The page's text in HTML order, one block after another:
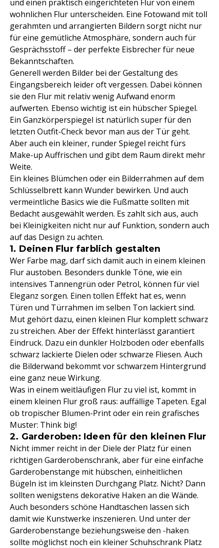
und einen praktisch eingerichteten Flur von einem
wohnlichen Flur unterscheiden. Eine Fotowand mit toll
gerahmten und arrangierten Bildern sorgt nicht nur
für eine gemütliche Atmosphäre, sondern auch für
Gesprächsstoff – der perfekte Eisbrecher für neue
Bekanntschaften.
Generell werden Bilder bei der Gestaltung des
Eingangsbereich leider oft vergessen. Dabei können
sie den Flur mit relativ wenig Aufwand enorm
aufwerten. Ebenso wichtig ist ein hübscher Spiegel.
Ein Ganzkörperspiegel ist natürlich super für den
letzten Outfit-Check bevor man aus der Tür geht.
Aber auch ein kleiner, runder Spiegel reicht fürs
Make-up Auffrischen und gibt dem Raum direkt mehr
Weite.
Ein kleines Blümchen oder ein Bilderrahmen auf dem
Schlüsselbrett kann Wunder bewirken. Und auch
vermeintliche Basics wie die Fußmatte sollten mit
Bedacht ausgewählt werden. Es zahlt sich aus, auch
bei Kleinigkeiten nicht nur auf Funktion, sondern auch
auf das Design zu achten.
1. Deinen Flur farblich gestalten
Wer Farbe mag, darf sich damit auch in einem kleinen
Flur austoben. Besonders dunkle Töne, wie ein
intensives Tannengrün oder Petrol, können für viel
Eleganz sorgen. Einen tollen Effekt hat es, wenn
Türen und Türrahmen im selben Ton lackiert sind.
Mut gehört dazu, einen kleinen Flur komplett schwarz
zu streichen. Aber der Effekt hinterlässt garantiert
Eindruck. Dazu ein dunkler Holzboden oder ebenfalls
schwarz lackierte Dielen oder schwarze Fliesen. Auch
die Bilderwand bekommt vor schwarzem Hintergrund
eine ganz neue Wirkung.
Was in einem weitläufigen Flur zu viel ist, kommt in
einem kleinen Flur groß raus: auffällige Tapeten. Egal
ob tropischer Blumen-Print oder ein rein grafisches
Muster: Think big!
2. Garderoben: Ideen für den kleinen Flur
Nicht immer reicht in der Diele der Platz für einen
richtigen Garderobenschrank, aber für eine einfache
Garderobenstange mit hübschen, einheitlichen
Bügeln ist im kleinsten Durchgang Platz. Nicht? Dann
sollten wenigstens dekorative Haken an die Wände.
Auch besonders schöne Handtaschen lassen sich
damit wie Kunstwerke inszenieren. Und unter der
Garderobenstange beziehungsweise den -haken
sollte möglichst noch ein kleiner Schuhschrank Platz